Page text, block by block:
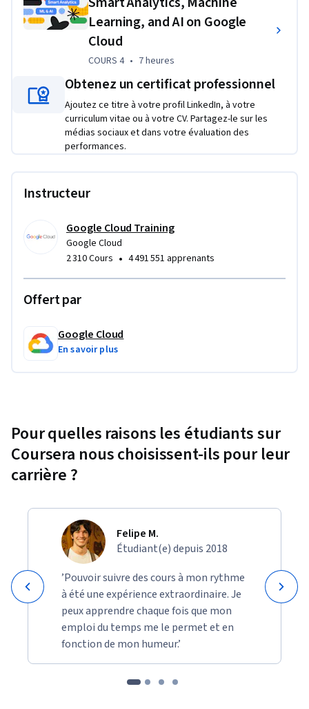
• Train, evaluate and predict using machine learning models
using Tensorflow and Cloud ML
This class is intended for developers who are responsible for:
• Extracting, Loading, Transforming, cleaning, and validating
• Creating and maintaining machine learning and statistical
• Querying datasets, visualizing query results and creating
Qwiklabs Terms of Service as set out in the FAQ and located
Projet d'apprentissage appliqué
learn in the video lectures. Projects will incorporate topics
such as Google BigQuery, which are used and configured
within Qwiklabs. You can expect to gain practical hands-on
experience with the concepts explained throughout the
Learning, and AI on Google
Cloud
COURS 4, 7 heures
COURS 4 • 7 heures
Obtenez un certificat professionnel
Ajoutez ce titre à votre profil LinkedIn, à votre
curriculum vitae ou à votre CV. Partagez-le sur les
médias sociaux et dans votre évaluation des
performances.
Instructeur
Google Cloud Training
Google Cloud
2 310 Cours • 4 491 551 apprenants
Offert par
Google Cloud
En savoir plus
Pour quelles raisons les étudiants sur
Coursera nous choisissent-ils pour leur
carrière ?
Felipe M.
Étudiant(e) depuis 2018
’Pouvoir suivre des cours à mon rythme
à été une expérience extraordinaire. Je
peux apprendre chaque fois que mon
emploi du temps me le permet et en
fonction de mon humeur.’